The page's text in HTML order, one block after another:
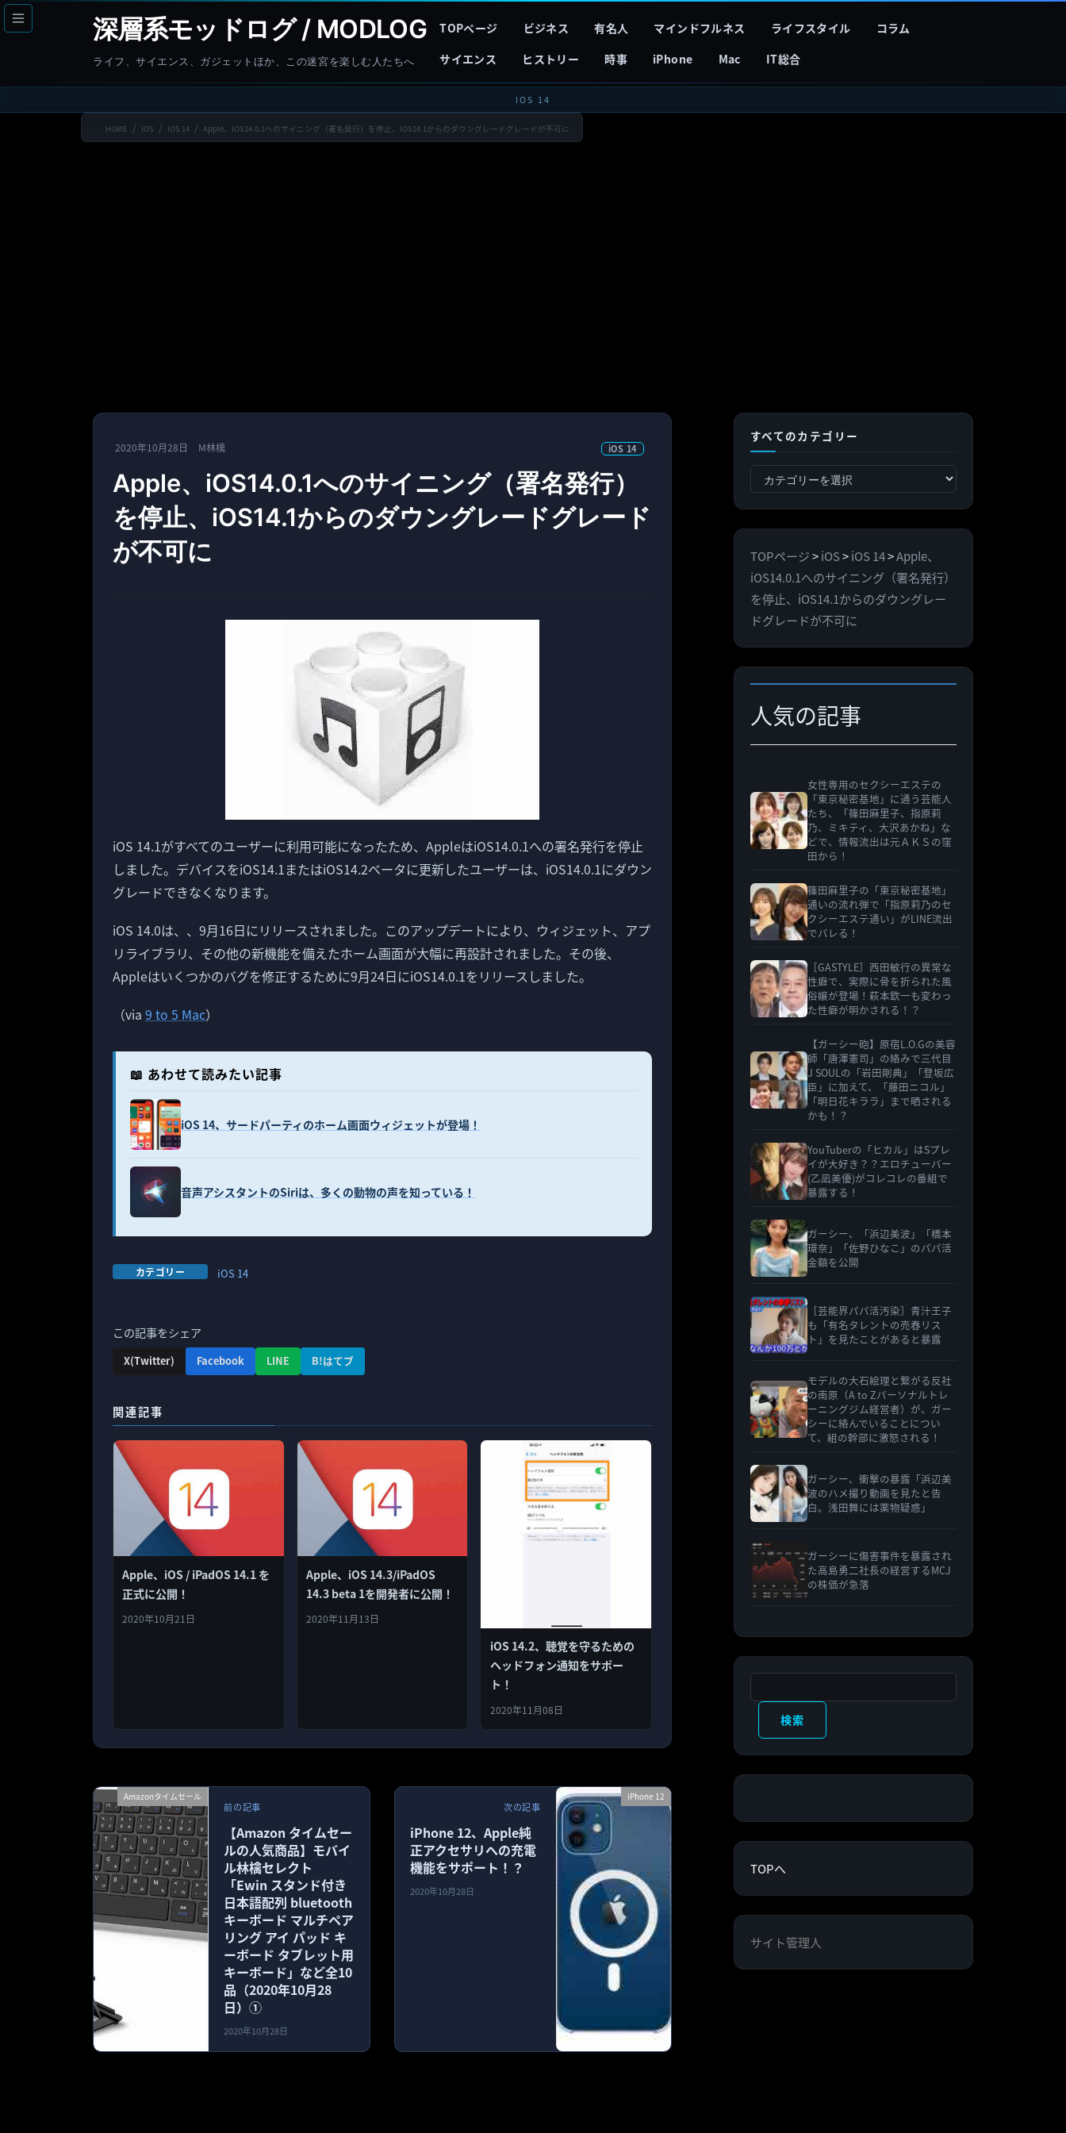
コ
ン
へ
ナ
ビ
ョ
深層系モッドログ / MODLOG
ライフ、サイエンス、ガジェットほか、この迷宮を楽しむ人たちへ
TOPページ ビジネス 有名人 マインドフルネス ライフスタイル
コラム
サイエンス
ヒストリー 時事 iPhone Mac IT総合
IOS 14
HOME iOS iOS 14 Apple、iOS14.0.1へのサイニング（署名発行）を停止、iOS14.1からのダウングレードグレードが不可に
2020年10月28日 M林檎 iOS 14
Apple、iOS14.0.1へのサイニング（署名発行）
を停止、iOS14.1からのダウングレードグレード
が不可に
iOS 14.1がすべてのユーザーに利用可能になったため、AppleはiOS14.0.1への署名発行を停止
しました。デバイスをiOS14.1またはiOS14.2ベータに更新したユーザーは、iOS14.0.1にダウン
グレードできなくなります。
iOS 14.0は、、9月16日にリリースされました。このアップデートにより、ウィジェット、アプ
リライブラリ、その他の新機能を備えたホーム画面が大幅に再設計されました。その後、
Appleはいくつかのバグを修正するために9月24日にiOS14.0.1をリリースしました。
（via 9 to 5 Mac）
📖 あわせて読みたい記事
iOS 14、サードパーティのホーム画面ウィジェットが登場！
音声アシスタントのSiriは、多くの動物の声を知っている！
カテゴリー iOS 14
この記事をシェア
X(Twitter) Facebook LINE B!はてブ
関連記事
Apple、iOS / iPadOS 14.1 を
正式に公開！
2020年10月21日
Apple、iOS 14.3/iPadOS
14.3 beta 1を開発者に公開！
2020年11月13日
iOS 14.2、聴覚を守るための
ヘッドフォン通知をサポー
ト！
2020年11月08日
Amazonタイムセール
前の記事
【Amazon タイムセー
ルの人気商品】モバイ
ル林檎セレクト
「Ewin スタンド付き
日本語配列 bluetooth
キーボード マルチペア
リング アイ パッド キ
ーボード タブレット用
キーボード」など全10
品（2020年10月28
日）①
2020年10月28日
iPhone 12
次の記事
iPhone 12、Apple純
正アクセサリへの充電
機能をサポート！？
2020年10月28日
すべてのカテゴリー
べ
カ
テ
ゴ
リ
ー
TOPページ>iOS>iOS 14>Apple、
iOS14.0.1へのサイニング（署名発行）
を停止、iOS14.1からのダウングレー
ドグレードが不可に
人気の記事
女性専用のセクシーエステの
「東京秘密基地」に通う芸能人
たち、「篠田麻里子、指原莉
乃、ミキティ、大沢あかね」な
どで、情報流出は元ＡＫＳの窪
田から！
篠田麻里子の「東京秘密基地」
通いの流れ弾で「指原莉乃のセ
クシーエステ通い」がLINE流出
でバレる！
［GASTYLE］西田敏行の異常な
性癖で、実際に骨を折られた風
俗嬢が登場！萩本欽一も変わっ
た性癖が明かされる！？
【ガーシー砲】原宿L.O.Gの美容
師「唐澤憲司」の絡みで三代目
J SOULの「岩田剛典」「登坂広
臣」に加えて、「藤田ニコル」
「明日花キララ」まで晒される
かも！？
YouTuberの「ヒカル」はSプレ
イが大好き？？エロチューバー
(乙凪美優)がコレコレの番組で
暴露する！
ガーシー、「浜辺美波」「橋本
環奈」「佐野ひなこ」のパパ活
金額を公開
［芸能界パパ活汚染］青汁王子
も「有名タレントの売春リス
ト」を見たことがあると暴露
モデルの大石絵理と繋がる反社
の南原（A to Zパーソナルトレ
ーニングジム経営者）が、ガー
シーに絡んでいることについ
て、組の幹部に激怒される！
ガーシー、衝撃の暴露「浜辺美
波のハメ撮り動画を見たと告
白。浅田舞には薬物疑惑」
ガーシーに傷害事件を暴露され
た高島勇二社長の経営するMCJ
の株価が急落
検索
TOPへ
サイト管理人